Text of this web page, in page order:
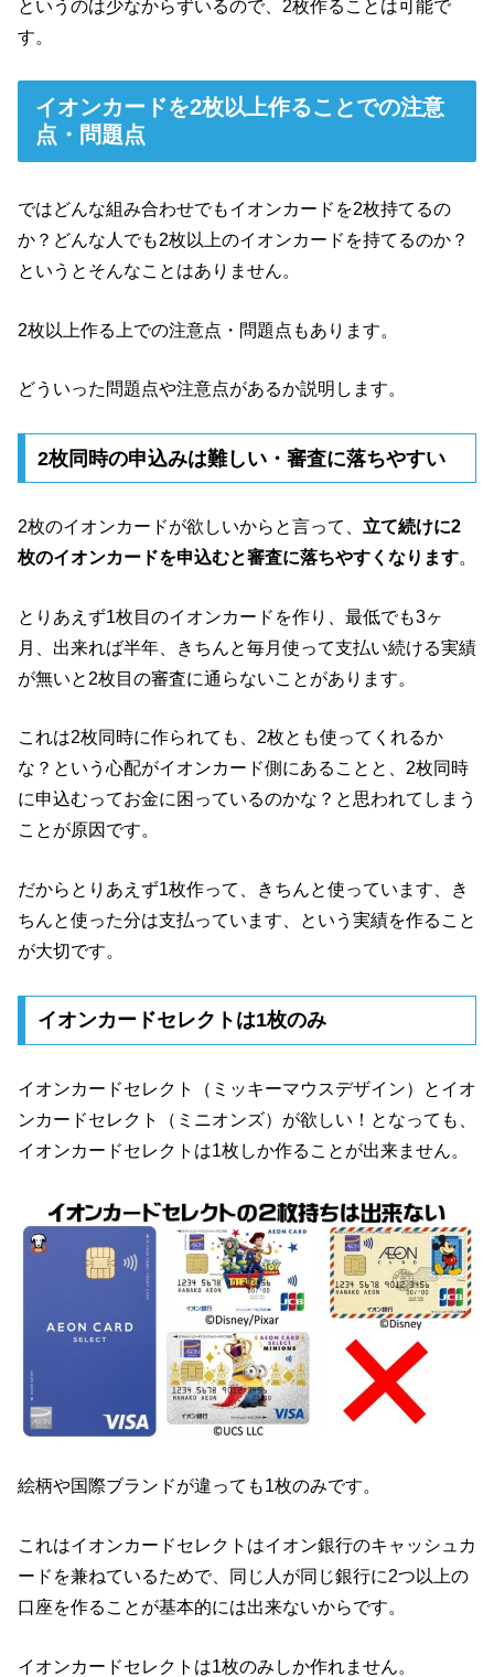
というのは少なからずいるので、2枚作ることは可能で
す。
イオンカードを2枚以上作ることでの注意
点・問題点
ではどんな組み合わせでもイオンカードを2枚持てるの
か？どんな人でも2枚以上のイオンカードを持てるのか？
というとそんなことはありません。
2枚以上作る上での注意点・問題点もあります。
どういった問題点や注意点があるか説明します。
2枚同時の申込みは難しい・審査に落ちやすい
2枚のイオンカードが欲しいからと言って、 立て続けに2
枚のイオンカードを申込むと審査に落ちやすくなります。
とりあえず1枚目のイオンカードを作り、最低でも3ヶ
月、出来れば半年、きちんと毎月使って支払い続ける実績
が無いと2枚目の審査に通らないことがあります。
これは2枚同時に作られても、2枚とも使ってくれるか
な？という心配がイオンカード側にあることと、2枚同時
に申込むってお金に困っているのかな？と思われてしまう
ことが原因です。
だからとりあえず1枚作って、きちんと使っています、き
ちんと使った分は支払っています、という実績を作ること
が大切です。
イオンカードセレクトは1枚のみ
イオンカードセレクト（ミッキーマウスデザイン）とイオ
ンカードセレクト（ミニオンズ）が欲しい！となっても、
イオンカードセレクトは1枚しか作ることが出来ません。
絵柄や国際ブランドが違っても1枚のみです。
これはイオンカードセレクトはイオン銀行のキャッシュカ
ードを兼ねているためで、同じ人が同じ銀行に2つ以上の
口座を作ることが基本的には出来ないからです。
イオンカードセレクトは1枚のみしか作れません。